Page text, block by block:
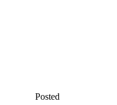
Posted